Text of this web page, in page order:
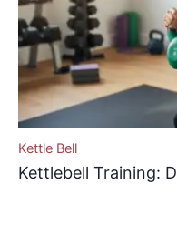
Kettle Bell
Kettlebell Training: